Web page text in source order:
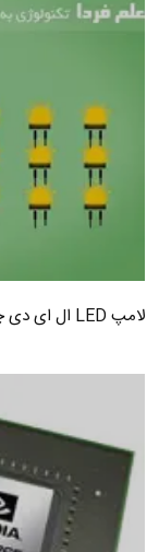
لامپ LED ال ای دی چیست ؟ راهنمای خرید لامپ LED